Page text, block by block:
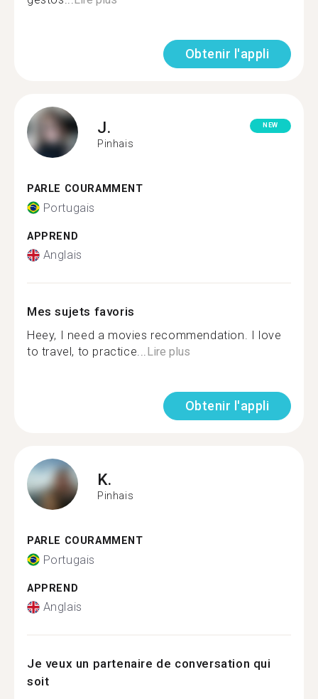
Obtenir l'appli
J.
Pinhais
NEW
PARLE COURAMMENT
Portugais
APPREND
Anglais
Mes sujets favoris
Heey, I need a movies recommendation. I love
to travel, to practice...Lire plus
Obtenir l'appli
K.
Pinhais
PARLE COURAMMENT
Portugais
APPREND
Anglais
Je veux un partenaire de conversation qui
soit